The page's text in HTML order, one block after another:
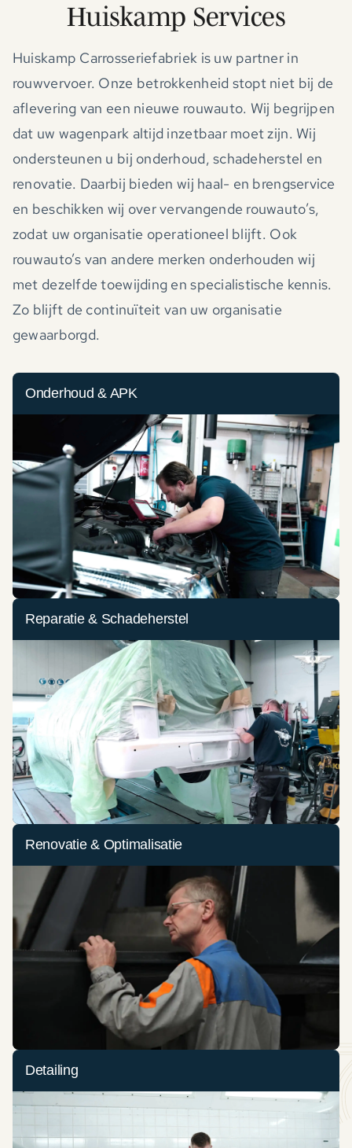
Huiskamp Services
Huiskamp Carrosseriefabriek is uw partner in
rouwvervoer. Onze betrokkenheid stopt niet bij de
aflevering van een nieuwe rouwauto. Wij begrijpen
dat uw wagenpark altijd inzetbaar moet zijn. Wij
ondersteunen u bij onderhoud, schadeherstel en
renovatie. Daarbij bieden wij haal- en brengservice
en beschikken wij over vervangende rouwauto’s,
zodat uw organisatie operationeel blijft. Ook
rouwauto’s van andere merken onderhouden wij
met dezelfde toewijding en specialistische kennis.
Zo blijft de continuïteit van uw organisatie
gewaarborgd.
Onderhoud & APK
Reparatie & Schadeherstel
Renovatie & Optimalisatie
Detailing